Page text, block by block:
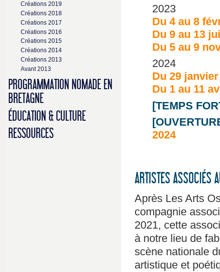
Créations 2019
Créations 2018
Créations 2017
Créations 2016
Créations 2015
Créations 2014
Créations 2013
Avant 2013
PROGRAMMATION NOMADE EN
BRETAGNE
ÉDUCATION & CULTURE
RESSOURCES
2023
Du 4 au 8
Du 9 au 13
Du 5 au 9
2024
Du 29
Du 1 au 11
[TEMPS
2024
ARTISTES ASSOCIÉS
Après Les Arts
compagnie
2021, cette
à notre lieu de
scène nationale
artistique et